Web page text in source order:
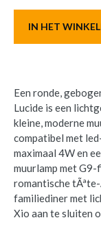
IN HET
Een ronde,
Lucide is een
kleine, moderne
compatibel met
maximaal 4W en
muurlamp met
romantische
familiediner met
Xio aan te sluiten